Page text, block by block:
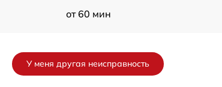
от 60 мин
У меня другая неисправность